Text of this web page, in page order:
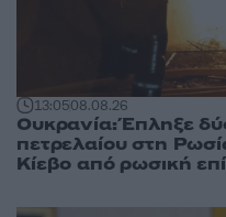
13:0508.08.26
Ουκρανία: Έπληξε
πετρελαίου στη
Κίεβο από ρωσική